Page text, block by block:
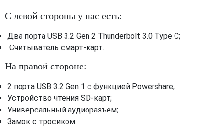
С левой стороны у нас есть:
Два порта USB 3.2 Gen 2 Thunderbolt 3.0 Type C;
Считыватель смарт-карт.
На правой стороне:
2 порта USB 3.2 Gen 1 с функцией Powershare;
Устройство чтения SD-карт;
Универсальный аудиоразъем;
Замок с тросиком.